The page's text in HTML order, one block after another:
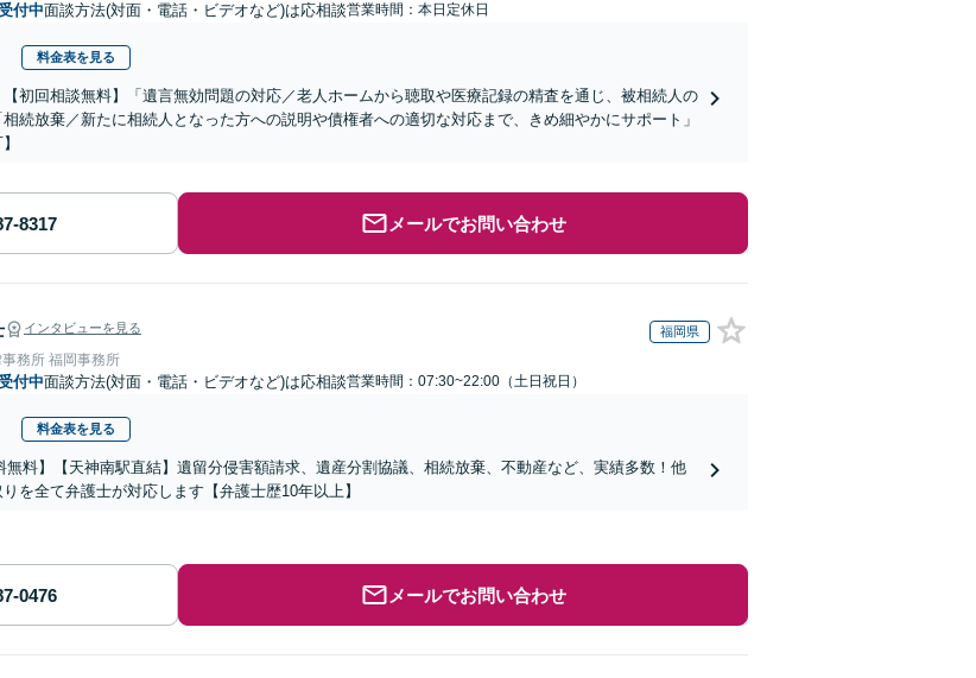
付中面談方法(対面・電話・ビデオなど)は応相談営業時間：本日定休日
料金表を見る
【初回相談無料】「遺言無効問題の対応／老人ホームから聴取や医療記録の精査を通じ、被相続人の
続放棄／新たに相続人となった方への説明や債権者への適切な対応まで、きめ細やかにサポート」
メールでお問い合わせ
インタビューを見る 福岡県
務所 福岡事務所
付中面談方法(対面・電話・ビデオなど)は応相談営業時間：07:30~22:00（土日祝日）
料金表を見る
無料】【天神南駅直結】遺留分侵害額請求、遺産分割協議、相続放棄、不動産など、実績多数！他
を全て弁護士が対応します【弁護士歴10年以上】
メールでお問い合わせ